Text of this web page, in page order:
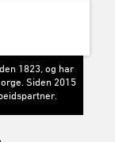
1823, og har
Siden 2015